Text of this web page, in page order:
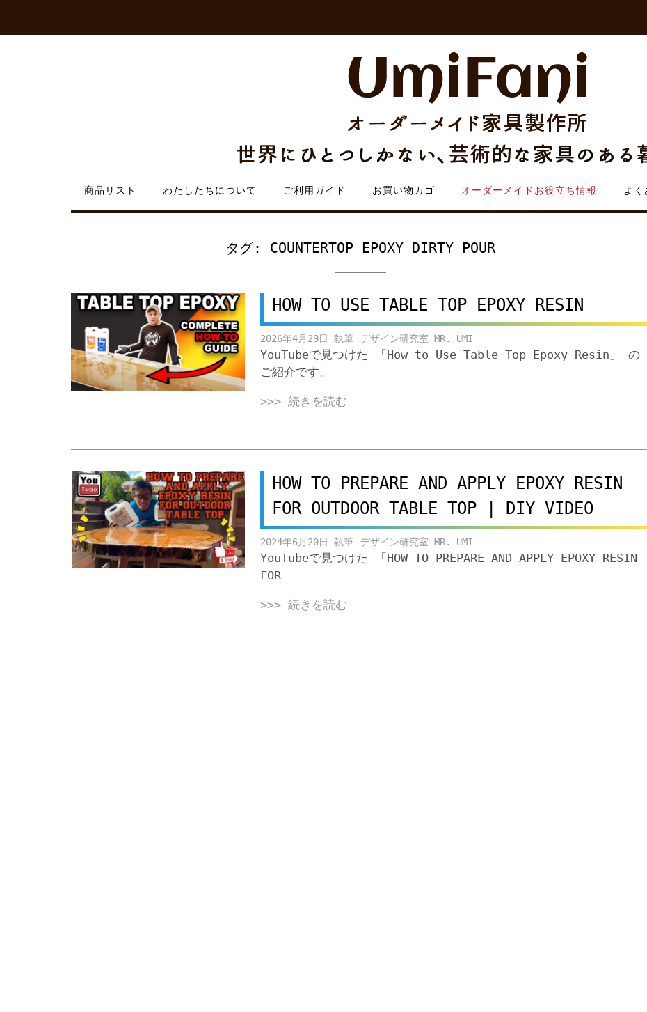
content
商品リスト わたしたちについて ご利用ガイド お買い物カゴ オーダーメイドお役立ち情報 よく
タグ: COUNTERTOP EPOXY DIRTY POUR
HOW TO USE TABLE TOP EPOXY RESIN
2026年4月29日 デザイン研究室 MR. UMI
YouTubeで見つけた 「How to Use Table Top Epoxy Resin」 の
ご紹介です。
>>> 続きを読む
HOW TO PREPARE AND APPLY EPOXY RESIN
FOR OUTDOOR TABLE TOP | DIY VIDEO
2024年6月20日 デザイン研究室 MR. UMI
YouTubeで見つけた 「HOW TO PREPARE AND APPLY EPOXY RESIN
FOR
>>> 続きを読む